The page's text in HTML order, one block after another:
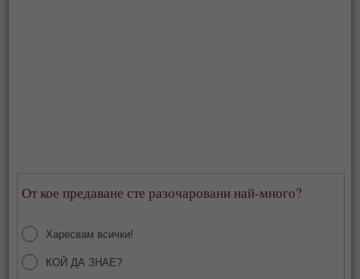
От кое предаване сте разочаровани най-много?
Харесвам всички!
КОЙ ДА ЗНАЕ?